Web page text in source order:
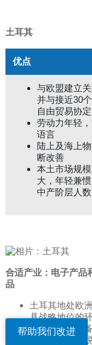
土耳其
优点
与欧盟建立关
并与接近30
自由贸易协定
劳动力年轻
语言
陆上及海上
断改善
本土市场规
大，年轻兼
中产阶层人
合适产业：电子产品
品
土耳其地处欧
具战略地位的
机械、运输设
施，包括增值
帮助我们改进